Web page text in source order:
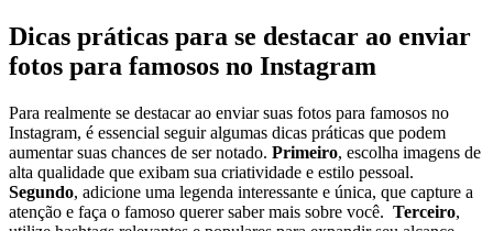
Dicas práticas para‌ se destacar ao enviar
fotos para⁢ famosos no Instagram
Para realmente ​se destacar ​ao‌ enviar​ suas fotos para ⁢famosos no
⁤Instagram, ‍é essencial ⁢seguir‌ algumas dicas práticas que podem
aumentar suas chances de ser notado.⁣ Primeiro, escolha imagens de
alta qualidade que exibam ⁣sua criatividade​ e estilo pessoal.
Segundo, adicione ​uma‌ legenda interessante⁢ e única, que capture a
atenção e faça ⁣o famoso‌ querer saber mais⁢ sobre você. ⁣ Terceiro,